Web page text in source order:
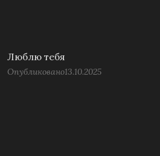
Люблю тебя
Опубликовано13.10.2025